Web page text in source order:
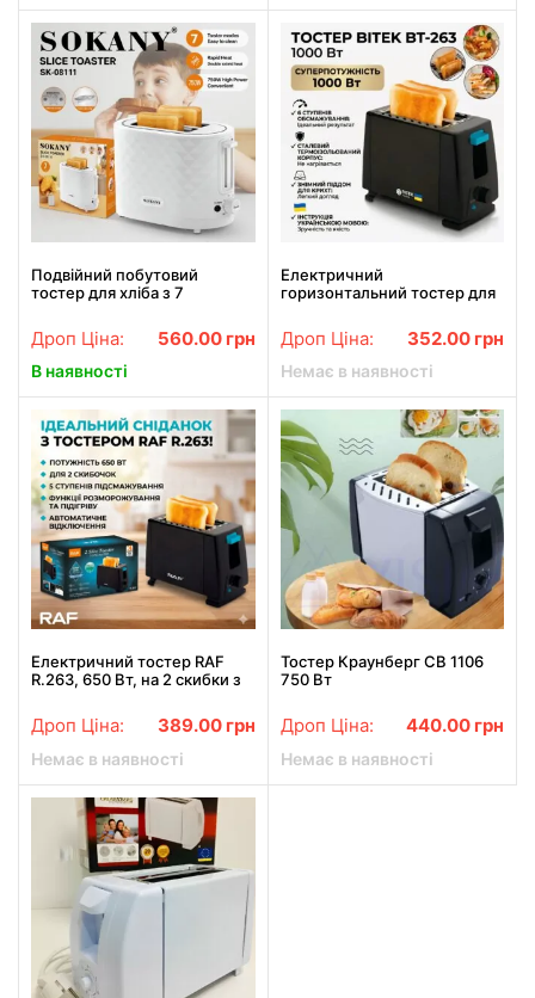
Подвійний побутовий
тостер для хліба з 7
Sokany SK-08111 з режимом
підігріву 750 Вт
Дроп Ціна: 560.00 грн
В наявності
Електричний
горизонтальний тостер для
BITEK BT-263 Чорний
Дроп Ціна: 352.00 грн
Немає в наявності
Електричний тостер RAF
R.263, 650 Вт, на 2 скибки з
підсмажування,
розморожуванням та
підігрівом
Дроп Ціна: 389.00 грн
Немає в наявності
Тостер Краунберг CB 1106
750 Вт
Дроп Ціна: 440.00 грн
Немає в наявності